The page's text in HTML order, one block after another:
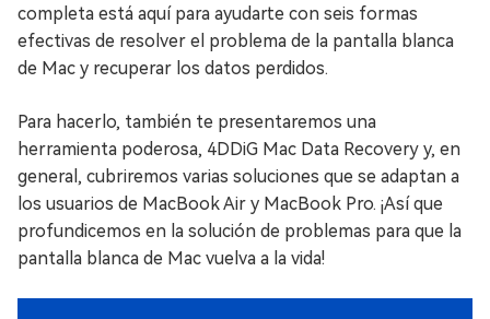
completa está aquí para ayudarte con seis formas
efectivas de resolver el problema de la pantalla blanca
de Mac y recuperar los datos perdidos.
Para hacerlo, también te presentaremos una
herramienta poderosa, 4DDiG Mac Data Recovery y, en
general, cubriremos varias soluciones que se adaptan a
los usuarios de MacBook Air y MacBook Pro. ¡Así que
profundicemos en la solución de problemas para que la
pantalla blanca de Mac vuelva a la vida!